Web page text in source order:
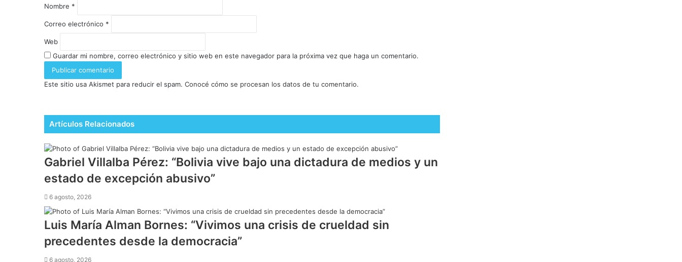
Nombre *
Correo electrónico *
Web
Guardar mi nombre, correo electrónico y sitio web en este navegador para la próxima vez que haga un comentario.
Este sitio usa Akismet para reducir el spam. Conocé cómo se procesan los datos de tu comentario.
Artículos Relacionados
Gabriel Villalba Pérez: “Bolivia vive bajo una dictadura de medios y un
estado de excepción abusivo”
6 agosto, 2026
Luis María Alman Bornes: “Vivimos una crisis de crueldad sin
precedentes desde la democracia”
6 agosto, 2026